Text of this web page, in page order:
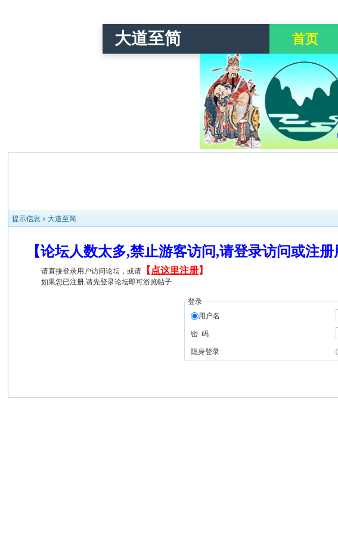
大道至简 首页
提示信息 » 大道至简
【论坛人数太多,禁止游客访问,请登录访问或注
请直接登录用户访问论坛，或请 【 点这里注册】
如果您已注册,请先登录论坛即可游览帖子
登录
用户名
密 码
隐身登录